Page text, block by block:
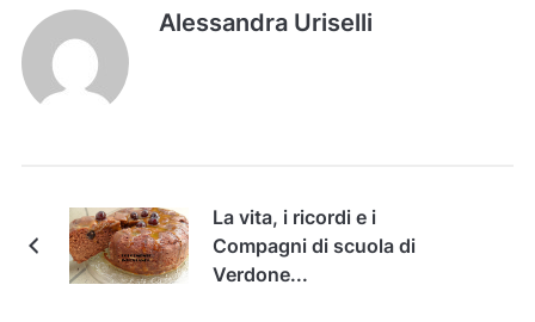
Alessandra Uriselli
La vita, i ricordi e i
Compagni di scuola di
Verdone...